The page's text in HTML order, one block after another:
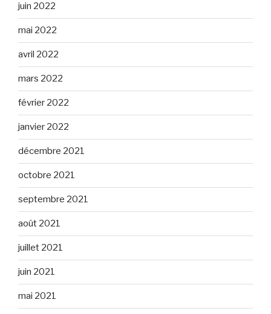
juin 2022
mai 2022
avril 2022
mars 2022
février 2022
janvier 2022
décembre 2021
octobre 2021
septembre 2021
août 2021
juillet 2021
juin 2021
mai 2021